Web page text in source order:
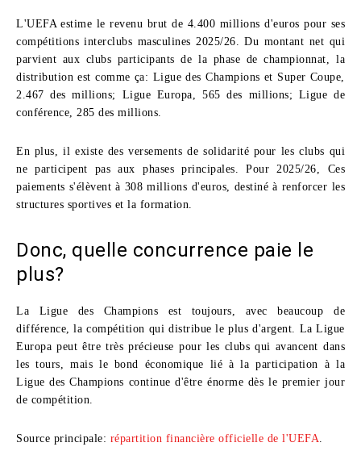
L'UEFA estime le revenu brut de 4.400 millions d'euros pour ses
compétitions interclubs masculines 2025/26. Du montant net qui
parvient aux clubs participants de la phase de championnat, la
distribution est comme ça: Ligue des Champions et Super Coupe,
2.467 des millions; Ligue Europa, 565 des millions; Ligue de
conférence, 285 des millions.
En plus, il existe des versements de solidarité pour les clubs qui
ne participent pas aux phases principales. Pour 2025/26, Ces
paiements s'élèvent à 308 millions d'euros, destiné à renforcer les
structures sportives et la formation.
Donc, quelle concurrence paie le
plus?
La Ligue des Champions est toujours, avec beaucoup de
différence, la compétition qui distribue le plus d'argent. La Ligue
Europa peut être très précieuse pour les clubs qui avancent dans
les tours, mais le bond économique lié à la participation à la
Ligue des Champions continue d'être énorme dès le premier jour
de compétition.
Source principale: répartition financière officielle de l'UEFA.